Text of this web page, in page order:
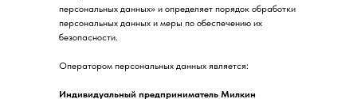
персональных данных» и определяет порядок обработки
персональных данных и меры по обеспечению их
безопасности.
Оператором персональных данных является:
Индивидуальный предприниматель Милкин